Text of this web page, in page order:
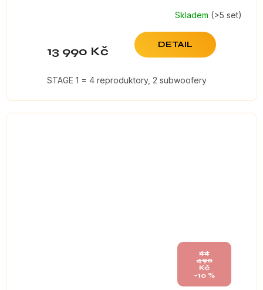
Skladem (>5 set)
13 990 Kč DETAIL
STAGE 1 = 4 reproduktory, 2 subwoofery
44
490
Kč
–10 %